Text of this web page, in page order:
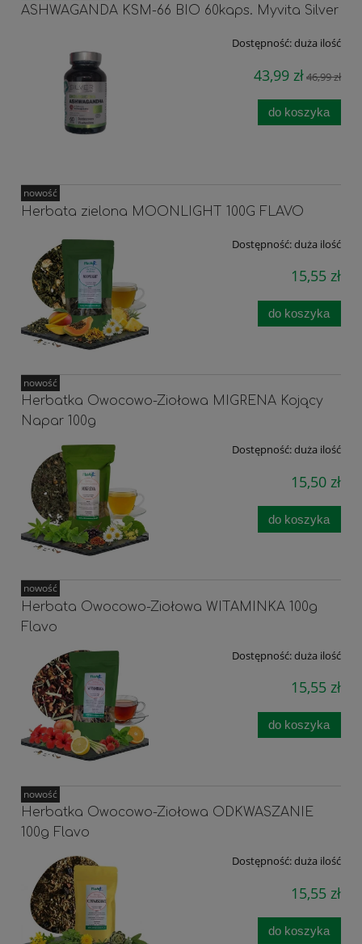
ASHWAGANDA KSM-66 BIO 60kaps. Myvita Silver
Dostępność:duża ilość
43,99 zł46,99 zł
do koszyka
Herbata zielona MOONLIGHT 100G FLAVO
Dostępność:duża ilość
15,55 zł
do koszyka
nowość
Herbatka Owocowo-Ziołowa MIGRENA Kojący
Napar 100g
Dostępność:duża ilość
15,50 zł
do koszyka
nowość
Herbata Owocowo-Ziołowa WITAMINKA 100g
Flavo
Dostępność:duża ilość
15,55 zł
do koszyka
nowość
Herbatka Owocowo-Ziołowa ODKWASZANIE
100g Flavo
Dostępność:duża ilość
15,55 zł
do koszyka
nowość